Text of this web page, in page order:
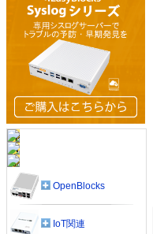
OpenBlocks
IoT関連